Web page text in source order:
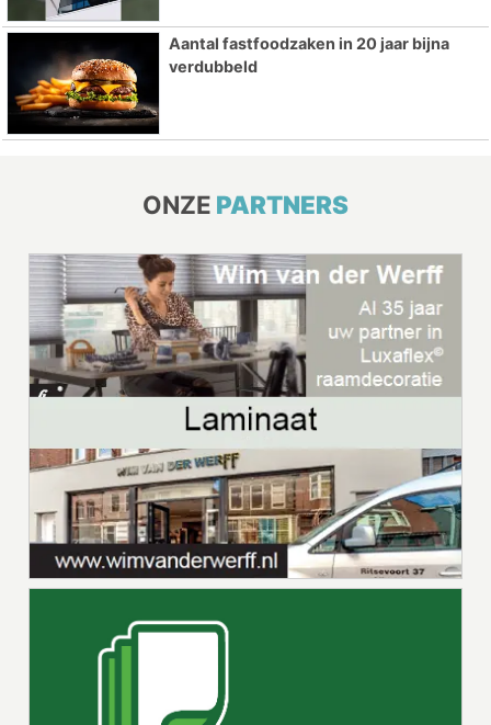
Aantal fastfoodzaken in 20 jaar bijna
verdubbeld
ONZE PARTNERS